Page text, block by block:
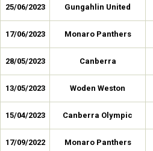
25/06/2023 Gungahlin United
17/06/2023 Monaro Panthers
28/05/2023 Canberra
13/05/2023 Woden Weston
15/04/2023 Canberra Olympic
17/09/2022 Monaro Panthers